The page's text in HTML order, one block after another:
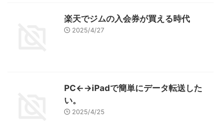
楽天でジムの入会券が買える時代
2025/4/27
PC←→iPadで簡単にデータ転送した
い。
2025/4/25